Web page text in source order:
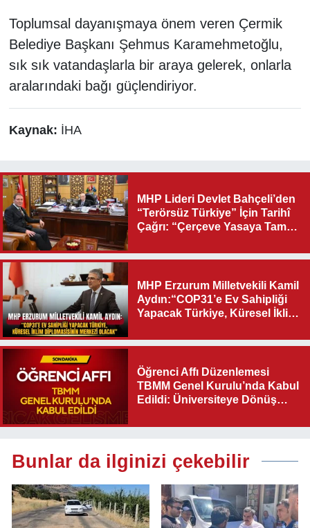
Toplumsal dayanışmaya önem veren Çermik
Belediye Başkanı Şehmus Karamehmetoğlu,
sık sık vatandaşlarla bir araya gelerek, onlarla
aralarındaki bağı güçlendiriyor.
Kaynak: İHA
MHP Lideri Devlet Bahçeli’den
“Terörsüz Türkiye” İçin Tarihî
Çağrı: “Çerçeve Yasaya Tam
MHP Erzurum Milletvekili Kamil
Aydın:“COP31’e Ev Sahipliği
Yapacak Türkiye, Küresel İklim
Olacak"
Öğrenci Affı Düzenlemesi
TBMM Genel Kurulu’nda Kabul
Edildi: Üniversiteye Dönüş
Bunlar da ilginizi çekebilir